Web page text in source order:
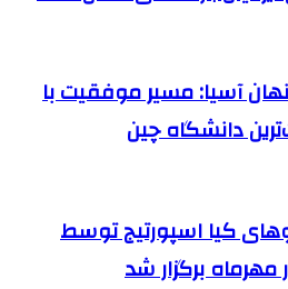
آسیا: مسیر موفقیت با
دانشگاه چین
کیا اسپورتیج توسط
برگزار شد